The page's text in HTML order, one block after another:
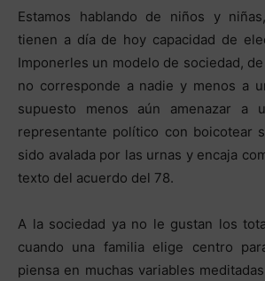
Estamos hablando de niños y
tienen a día de hoy capacidad de
Imponerles un modelo de sociedad,
no corresponde a nadie y menos a
supuesto menos aún amenazar a
representante político con boicotear
sido avalada por las urnas y encaja
texto del acuerdo del 78.
A la sociedad ya no le gustan los
cuando una familia elige centro
piensa en muchas variables